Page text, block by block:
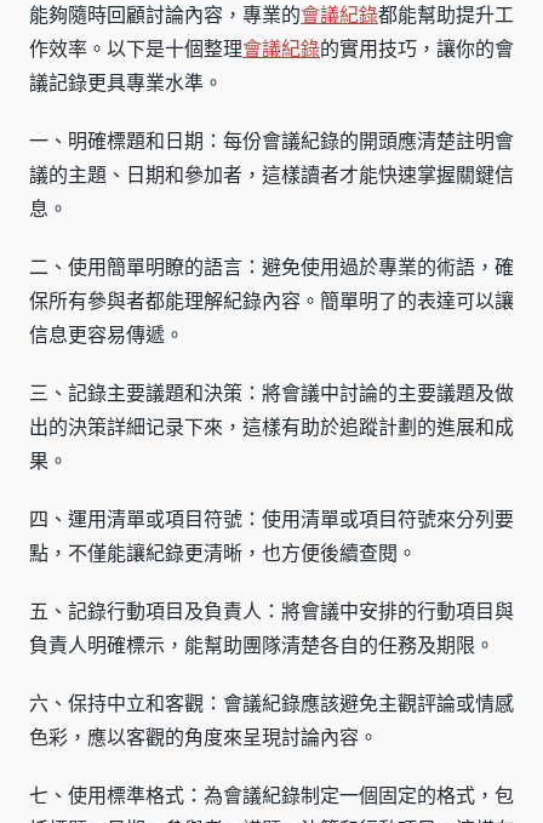
能夠隨時回顧討論內容，專業的會議紀錄都能幫助提升工
作效率。以下是十個整理會議紀錄的實用技巧，讓你的會
議記錄更具專業水準。
一、明確標題和日期：每份會議紀錄的開頭應清楚註明會
議的主題、日期和參加者，這樣讀者才能快速掌握關鍵信
息。
二、使用簡單明瞭的語言：避免使用過於專業的術語，確
保所有參與者都能理解紀錄內容。簡單明了的表達可以讓
信息更容易傳遞。
三、記錄主要議題和決策：將會議中討論的主要議題及做
出的決策詳細记录下來，這樣有助於追蹤計劃的進展和成
果。
四、運用清單或項目符號：使用清單或項目符號來分列要
點，不僅能讓紀錄更清晰，也方便後續查閱。
五、記錄行動項目及負責人：將會議中安排的行動項目與
負責人明確標示，能幫助團隊清楚各自的任務及期限。
六、保持中立和客觀：會議紀錄應該避免主觀評論或情感
色彩，應以客觀的角度來呈現討論內容。
七、使用標準格式：為會議紀錄制定一個固定的格式，包